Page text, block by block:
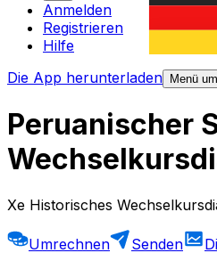
Anmelden
Registrieren
Hilfe
Die App herunterladen
Menü
Peruanischer
Xe Historisches
Umrechnen Senden